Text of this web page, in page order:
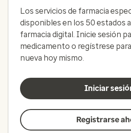
Los servicios de farmacia
disponibles en los 50 estados
farmacia digital. Inicie sesión
medicamento o regístrese
nueva hoy mismo.
Iniciar
Registrarse